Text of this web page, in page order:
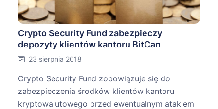
Crypto Security Fund zabezpieczy
depozyty klientów kantoru BitCan
23 sierpnia 2018
Crypto Security Fund zobowiązuje się do
zabezpieczenia środków klientów kantoru
kryptowalutowego przed ewentualnym atakiem